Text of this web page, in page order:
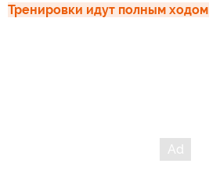
Тренировки идут полным ходом